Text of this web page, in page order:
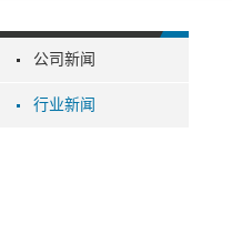
公司新闻
行业新闻